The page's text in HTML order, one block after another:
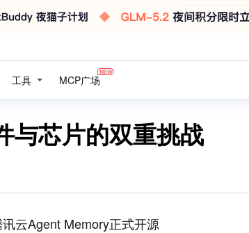
工具 MCP广场
与芯片的双重挑战
讯云Agent Memory正式开源